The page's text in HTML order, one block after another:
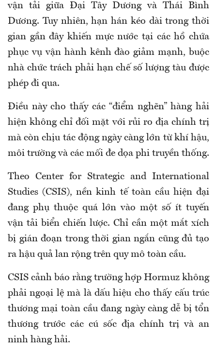
vận tải giữa Đại Tây Dương và Thái Bình
Dương. Tuy nhiên, hạn hán kéo dài trong thời
gian gần đây khiến mực nước tại các hồ chứa
phục vụ vận hành kênh đào giảm mạnh, buộc
nhà chức trách phải hạn chế số lượng tàu được
phép đi qua.
Điều này cho thấy các “điểm nghẽn” hàng hải
hiện không chỉ đối mặt với rủi ro địa chính trị
mà còn chịu tác động ngày càng lớn từ khí hậu,
môi trường và các mối đe dọa phi truyền thống.
Theo Center for Strategic and International
Studies (CSIS), nền kinh tế toàn cầu hiện đại
đang phụ thuộc quá lớn vào một số ít tuyến
vận tải biển chiến lược. Chỉ cần một mắt xích
bị gián đoạn trong thời gian ngắn cũng đủ tạo
ra hậu quả lan rộng trên quy mô toàn cầu.
CSIS cảnh báo rằng trường hợp Hormuz không
phải ngoại lệ mà là dấu hiệu cho thấy cấu trúc
thương mại toàn cầu đang ngày càng dễ bị tổn
thương trước các cú sốc địa chính trị và an
ninh hàng hải.